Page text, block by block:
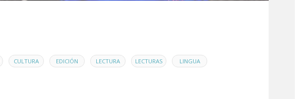
CULTURA EDICIÓN LECTURA LECTURAS LINGUA